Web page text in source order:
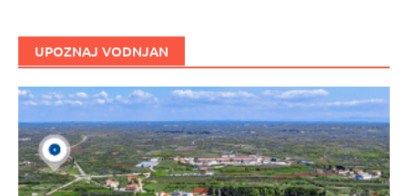
UPOZNAJ VODNJAN